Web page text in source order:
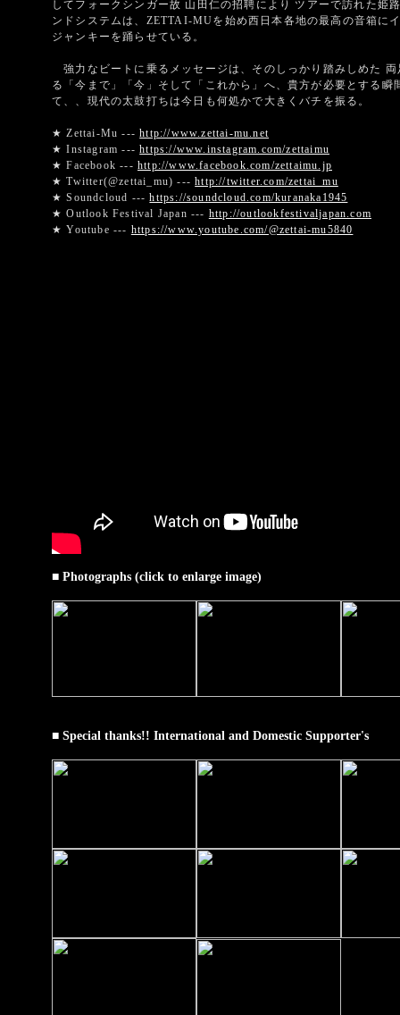
してフォークシンガー故 山田仁の招聘により ツアーで訪れた姫
ンドシステムは、ZETTAI-MUを始め西日本各地の最高の音箱に
ジャンキーを踊らせている。
強力なビートに乗るメッセージは、そのしっかり踏みしめた
る「今まで」「今」そして「これから」へ、貴方が必要とする
て、、現代の太鼓打ちは今日も何処かで大きくバチを振る。
★ Zettai-Mu ---http://www.zettai-mu.net
★ Instagram ---https://www.instagram.com/zettaimu
★ Facebook --- http://www.facebook.com/zettaimu.jp
★ Twitter(@zettai_mu) ---http://twitter.com/zettai_mu
★ Soundcloud ---https://soundcloud.com/kuranaka1945
★ Outlook Festival Japan --- http://outlookfestivaljapan.com
★ Youtube --- https://www.youtube.com/@zettai-mu5840
■ Photographs (click to enlarge image)
■ Special thanks!! International and Domestic Supporter's